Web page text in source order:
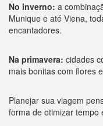
No inverno: a
Munique e até Viena,
encantadores.
Na primavera: cidades
mais bonitas com flores
Planejar sua viagem
forma de otimizar tempo